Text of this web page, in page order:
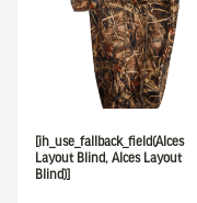
[ih_use_fallback_field(Alces
Layout Blind, Alces Layout
Blind)]